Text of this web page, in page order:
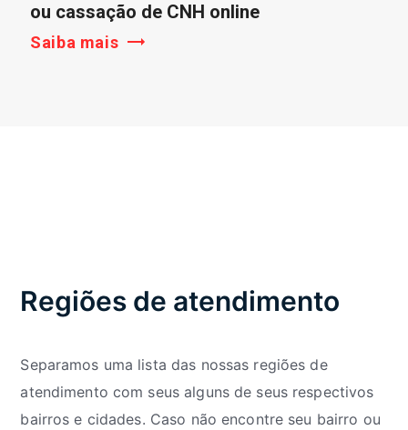
ou cassação de CNH online
Saiba mais
Regiões de atendimento
Separamos uma lista das nossas regiões de
atendimento com seus alguns de seus respectivos
bairros e cidades. Caso não encontre seu bairro ou